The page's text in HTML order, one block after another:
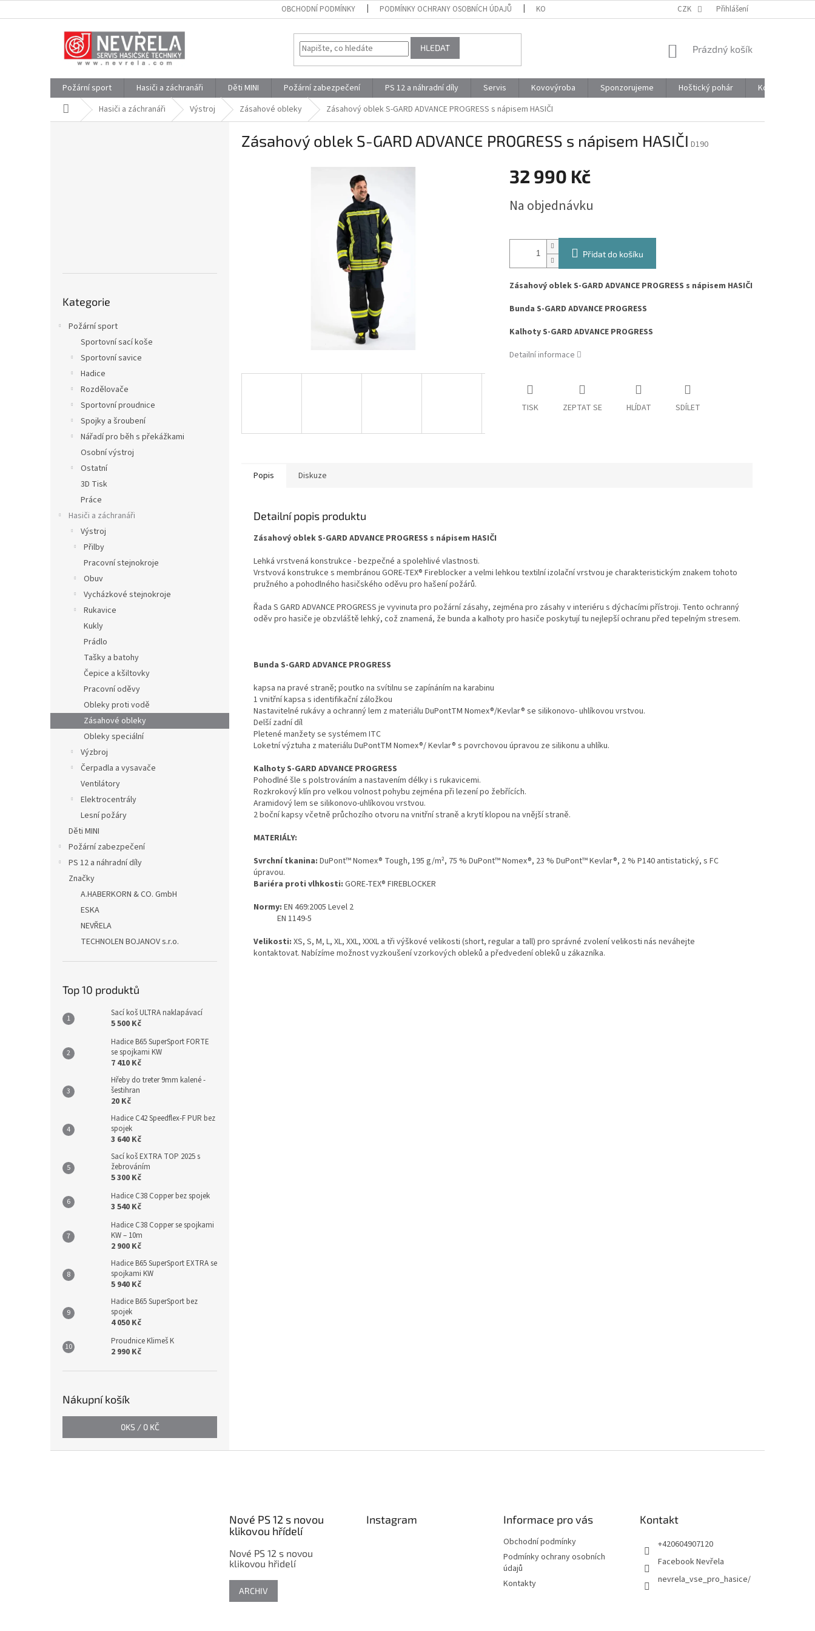
na
OBCHODNÍ PODMÍNKY PODMÍNKY OCHRANY OSOBNÍCH ÚDAJŮ KONTAKTY CZK Přihlášení
HLEDAT
NÁKUPNÍ
Prázdný košík
Požární sport Hasiči a záchranáři Děti MINI Požární zabezpečení PS 12 a náhradní díly Servis Kovovýroba Sponzorujeme Hoštický pohár
Kontakty
Domů Hasiči a záchranáři Výstroj Zásahové obleky Zásahový oblek S-GARD ADVANCE PROGRESS s nápisem HASIČI
kategorie
Kategorie
Požární sport
Sportovní sací koše
Sportovní savice
Hadice
Rozdělovače
Sportovní proudnice
Spojky a šroubení
Nářadí pro běh s překážkami
Osobní výstroj
Ostatní
3D Tisk
Práce
Hasiči a záchranáři
Výstroj
Přilby
Pracovní stejnokroje
Obuv
Vycházkové stejnokroje
Rukavice
Kukly
Prádlo
Tašky a batohy
Čepice a kšiltovky
Pracovní oděvy
Obleky proti vodě
Zásahové obleky
Obleky speciální
Výzbroj
Čerpadla a vysavače
Ventilátory
Elektrocentrály
Lesní požáry
Děti MINI
Požární zabezpečení
PS 12 a náhradní díly
Značky
A.HABERKORN & CO. GmbH
ESKA
NEVŘELA
TECHNOLEN BOJANOV s.r.o.
Top 10 produktů
Sací koš ULTRA naklapávací
5 500 Kč
Hadice B65 SuperSport FORTE
se spojkami KW
7 410 Kč
Hřeby do treter 9mm kalené -
šestihran
20 Kč
Hadice C42 Speedflex-F PUR bez
spojek
3 640 Kč
Sací koš EXTRA TOP 2025 s
žebrováním
5 300 Kč
Hadice C38 Copper bez spojek
3 540 Kč
Hadice C38 Copper se spojkami
KW – 10m
2 900 Kč
Hadice B65 SuperSport EXTRA se
spojkami KW
5 940 Kč
Hadice B65 SuperSport bez
spojek
4 050 Kč
Proudnice Klimeš K
2 990 Kč
Nákupní košík
0KS / 0 KČ
Zásahový oblek S-GARD ADVANCE PROGRESS s nápisem HASIČI D190
32 990 Kč
cena:
Na objednávku
Přidat do košíku
Zásahový oblek S-GARD ADVANCE PROGRESS s nápisem HASIČI
Bunda S-GARD ADVANCE PROGRESS
Kalhoty S-GARD ADVANCE PROGRESS
Detailní informace
TISK ZEPTAT SE HLÍDAT SDÍLET
Popis Diskuze
Detailní popis produktu
Zásahový oblek S-GARD ADVANCE PROGRESS s nápisem HASIČI
Lehká vrstvená konstrukce - bezpečné a spolehlivé vlastnosti.
Vrstvová konstrukce s membránou GORE-TEX® Fireblocker a velmi lehkou textilní izolační vrstvou je charakteristickým znakem tohoto
pružného a pohodlného hasičského oděvu pro hašení požárů.
Řada S GARD ADVANCE PROGRESS je vyvinuta pro požární zásahy, zejména pro zásahy v interiéru s dýchacími přístroji. Tento ochranný
oděv pro hasiče je obzvláště lehký, což znamená, že bunda a kalhoty pro hasiče poskytují tu nejlepší ochranu před tepelným stresem.
Bunda S-GARD ADVANCE PROGRESS
kapsa na pravé straně; poutko na svítilnu se zapínáním na karabinu
1 vnitřní kapsa s identifikační záložkou
Nastavitelné rukávy a ochranný lem z materiálu DuPontTM Nomex®/Kevlar® se silikonovo- uhlíkovou vrstvou.
Delší zadní díl
Pletené manžety se systémem ITC
Loketní výztuha z materiálu DuPontTM Nomex®/ Kevlar® s povrchovou úpravou ze silikonu a uhlíku.
Kalhoty S-GARD ADVANCE PROGRESS
Pohodlné šle s polstrováním a nastavením délky i s rukavicemi.
Rozkrokový klín pro velkou volnost pohybu zejména při lezení po žebřících.
Aramidový lem se silikonovo-uhlíkovou vrstvou.
2 boční kapsy včetně průchozího otvoru na vnitřní straně a krytí klopou na vnější straně.
MATERIÁLY:
Svrchní tkanina: DuPont™ Nomex® Tough, 195 g/m², 75 % DuPont™ Nomex®, 23 % DuPont™ Kevlar®, 2 % P140 antistatický, s FC
úpravou.
Bariéra proti vlhkosti: GORE-TEX® FIREBLOCKER
Normy: EN 469:2005 Level 2
EN 1149-5
Velikosti: XS, S, M, L, XL, XXL, XXXL a tři výškové velikosti (short, regular a tall) pro správné zvolení velikosti nás neváhejte
kontaktovat. Nabízíme možnost vyzkoušení vzorkových obleků a předvedení obleků u zákazníka.
Nové PS 12 s novou
klikovou hřídelí
Nové PS 12 s novou
klikovou hřidelí
ARCHIV
Instagram Informace pro vás
Obchodní podmínky
Podmínky ochrany osobních
údajů
Kontakty
Kontakt
+420604907120
Facebook Nevřela
nevrela_vse_pro_hasice/